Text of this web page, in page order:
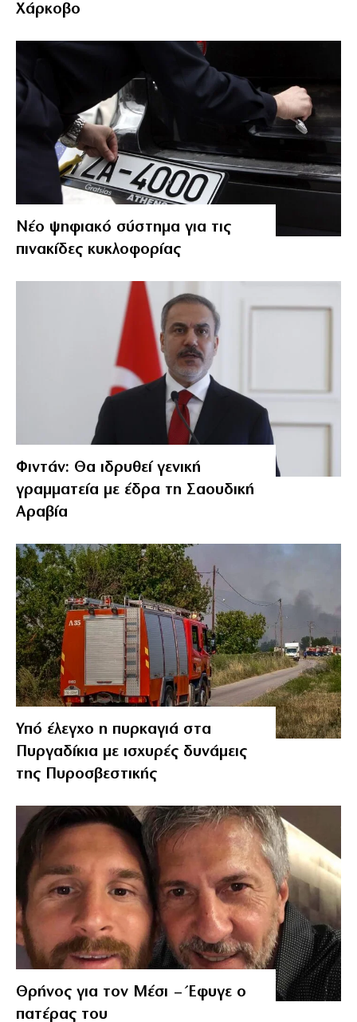
Χάρκοβο
Νέο ψηφιακό σύστημα για τις
πινακίδες κυκλοφορίας
Φιντάν: Θα ιδρυθεί γενική
γραμματεία με έδρα τη Σαουδική
Αραβία
Υπό έλεγχο η πυρκαγιά στα
Πυργαδίκια με ισχυρές δυνάμεις
της Πυροσβεστικής
Θρήνος για τον Μέσι – Έφυγε ο
πατέρας του